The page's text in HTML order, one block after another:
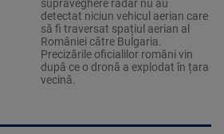
supraveghere radar nu au
detectat niciun vehicul aerian care
să fi traversat spațiul aerian al
României către Bulgaria.
Precizările oficialilor români vin
după ce o dronă a explodat în țara
vecină.